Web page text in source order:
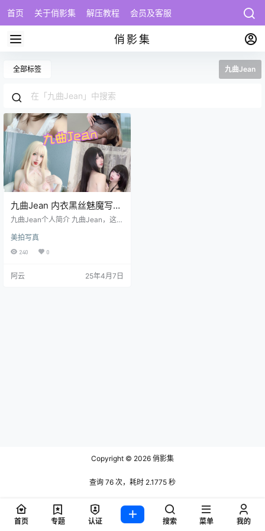
首页 关于俏影集 解压教程 会员及客服
俏影集
全部标签 九曲Jean
九曲Jean 内衣黑丝魅魔写真
资源合集下载
九曲Jean个人简介 九曲Jean，这位
的外貌和完美的身材在二次元圈里
赢得了众多粉丝的喜爱。她原名九
曲Jean不仅是一位擅长游戏和动漫
美拍写真
240 0
阿云 25年4月7日
Copyright © 2026 俏影集
查询 76 次，耗时 2.1775 秒
首页 专题 认证 搜索 菜单 我的